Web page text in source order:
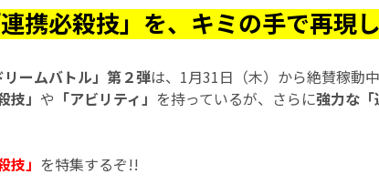
携必殺技」を、キミの手で再現
リームバトル」第２弾は、1月31日（木）から絶賛稼
技」 や 「アビリティ」 を持っているが、さらに強力な「
技」 を特集するぞ!!